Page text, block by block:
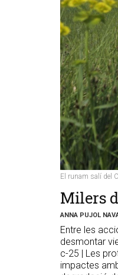
El runam salí del
Milers
ANNA PUJOL
Entre les
desmontar
c-25 | Les
impactes